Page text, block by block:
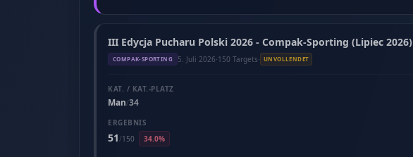
III Edycja Pucharu Polski 2026 - Compak-Sporting (Lipiec 2026)
COMPAK-SPORTING 5. Juli 2026·150 Targets· UNVOLLENDET
KAT. / KAT.-PLATZ
Man/34
ERGEBNIS
51/150 34.0%